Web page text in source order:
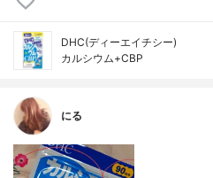
DHC(ディーエイチシー)
カルシウム+CBP
にる